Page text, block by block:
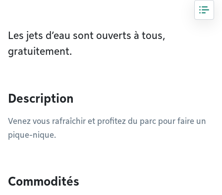
Les jets d’eau sont ouverts à tous,
gratuitement.
Description
Venez vous rafraîchir et profitez du parc pour faire un
pique-nique.
Commodités